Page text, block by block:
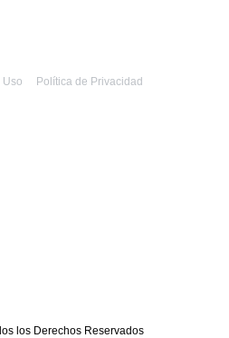
los Derechos Reservados
Uso Política de Privacidad